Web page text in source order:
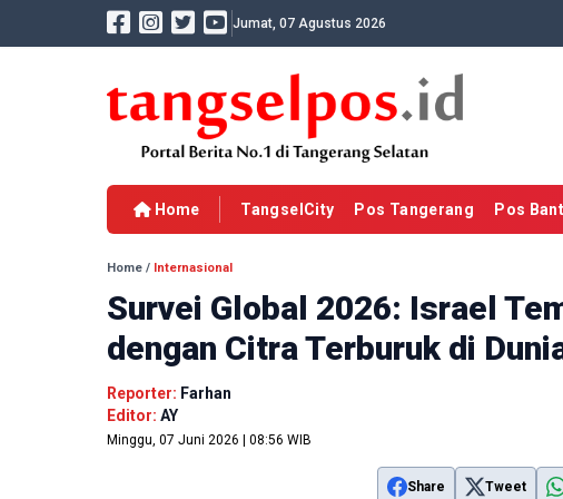
Jumat, 07 Agustus 2026
Home TangselCity Pos Tangerang Pos
Home / Internasional
Survei Global 2026: Israel
dengan Citra Terburuk di
Reporter: Farhan
Editor: AY
Minggu, 07 Juni 2026 | 08:56 WIB
Share Tweet